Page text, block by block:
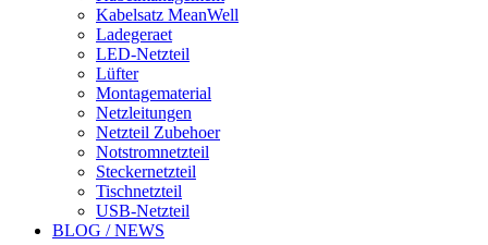
Kabelsatz MeanWell
Ladegeraet
LED-Netzteil
Lüfter
Montagematerial
Netzleitungen
Netzteil Zubehoer
Notstromnetzteil
Steckernetzteil
Tischnetzteil
USB-Netzteil
BLOG / NEWS